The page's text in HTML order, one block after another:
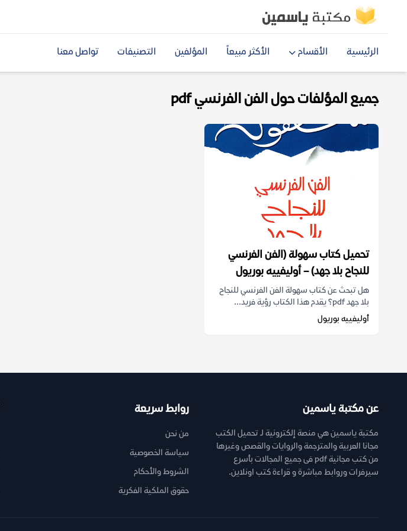
الرئيسية الأقسام الأكثر مبيعاً المؤلفين التصنيفات تواصل معنا
جميع المؤلفات حول الفن الفرنسي pdf
تحميل كتاب سهولة (الفن الفرنسي
للنجاح بلا جهد) – أوليفييه بوريول
هل تبحث عن كتاب سهولة الفن الفرنسي للنجاح
بلا جهد pdf؟ يقدم هذا الكتاب رؤية فريد...
أوليفييه بوريول
عن مكتبة ياسمين
مكتبة ياسمين هي منصة إلكترونية لـ تحميل الكتب
مجانا العربية والمترجمة والروايات والقصص وغيرها
من كتب مجانية pdf فى جميع المجالات بأسرع
سيرفرات وروابط مباشرة و قراءة كتب اونلاين.
روابط سريعة
من نحن
سياسة الخصوصية
الشروط والأحكام
حقوق الملكية الفكرية